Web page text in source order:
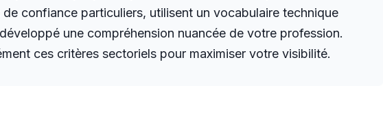
confiance particuliers, utilisent un vocabulaire technique
une compréhension nuancée de votre profession.
ces critères sectoriels pour maximiser votre visibilité.